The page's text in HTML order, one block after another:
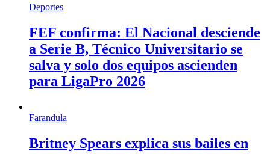
Deportes
FEF confirma: El Nacional desciende
a Serie B, Técnico Universitario se
salva y solo dos equipos ascienden
para LigaPro 2026
Farandula
Britney Spears explica sus bailes en